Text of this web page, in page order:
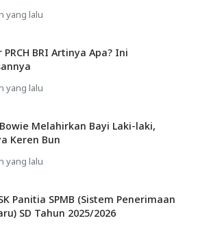
yang lalu
BRI Artinya Apa? Ini
yang lalu
Melahirkan Bayi Laki-laki,
Keren Bun
yang lalu
Panitia SPMB (Sistem Penerimaan
SD Tahun 2025/2026